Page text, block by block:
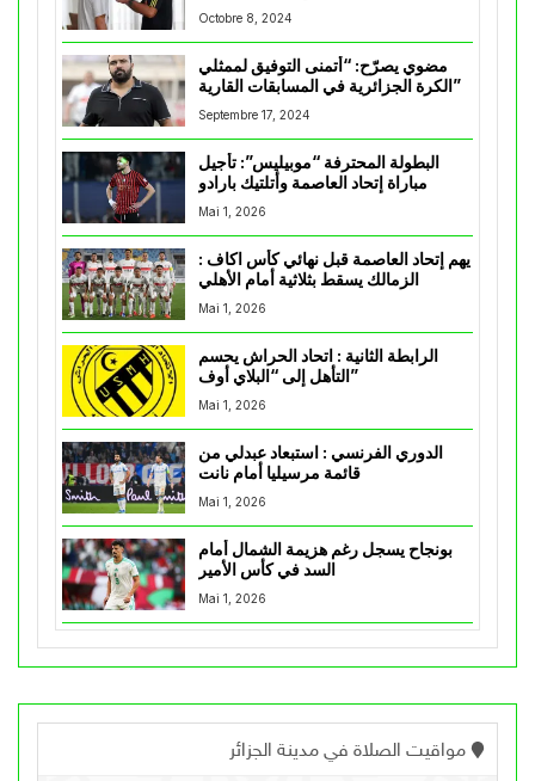
Octobre 8, 2024
مضوي يصرّح: “أتمنى التوفيق لممثلي
الكرة الجزائرية في المسابقات القارية”
Septembre 17, 2024
البطولة المحترفة “موبيليس”: تأجيل
مباراة إتحاد العاصمة وأتلتيك بارادو
Mai 1, 2026
يهم إتحاد العاصمة قبل نهائي كأس اكاف :
Mai 1, 2026
الرابطة الثانية : اتحاد الحراش يحسم
التأهل إلى “البلاي أوف”
Mai 1, 2026
الدوري الفرنسي : استبعاد عبدلي من
قائمة مرسيليا أمام نانت
Mai 1, 2026
بونجاح يسجل رغم هزيمة الشمال أمام
السد في كأس الأمير
Mai 1, 2026